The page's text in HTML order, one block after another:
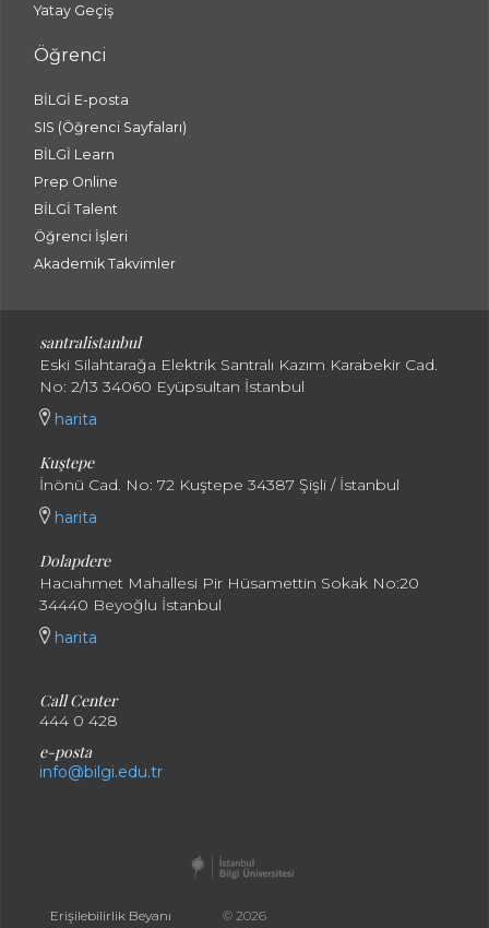
Yatay Geçiş
Öğrenci
BİLGİ E-posta
SIS (Öğrenci Sayfaları)
BİLGİ Learn
Prep Online
BİLGİ Talent
Öğrenci İşleri
Akademik Takvimler
santralistanbul
Eski Silahtarağa Elektrik Santralı Kazım Karabekir Cad.
No: 2/13 34060 Eyüpsultan İstanbul
harita
Kuştepe
İnönü Cad. No: 72 Kuştepe 34387 Şişli / İstanbul
harita
Dolapdere
Hacıahmet Mahallesi Pir Hüsamettin Sokak No:20
34440 Beyoğlu İstanbul
harita
Call Center
444 0 428
e-posta
info@bilgi.edu.tr
Erişilebilirlik Beyanı © 2026